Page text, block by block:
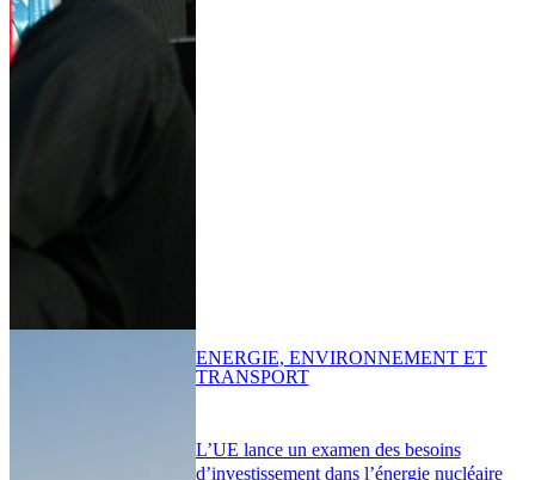
L’UE lance un examen des besoins
d’investissement dans l’énergie nucléaire
ENERGIE, ENVIRONNEMENT ET
TRANSPORT